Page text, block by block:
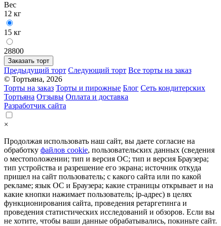
Вес
12 кг
15 кг
28800
Заказать торт
Предыдущий торт Следующий торт Все торты на заказ
© Тортьяна, 2026
Торты на заказ Торты и пирожные Блог Сеть кондитерских
Тортьяна Отзывы Оплата и доставка
Разработчик сайта
×
Продолжая использовать наш сайт, вы даете согласие на
обработку файлов cookie, пользовательских данных (сведения
о местоположении; тип и версия ОС; тип и версия Браузера;
тип устройства и разрешение его экрана; источник откуда
пришел на сайт пользователь; с какого сайта или по какой
рекламе; язык ОС и Браузера; какие страницы открывает и на
какие кнопки нажимает пользователь; ip-адрес) в целях
функционирования сайта, проведения ретаргетинга и
проведения статистических исследований и обзоров. Если вы
не хотите, чтобы ваши данные обрабатывались, покиньте сайт.